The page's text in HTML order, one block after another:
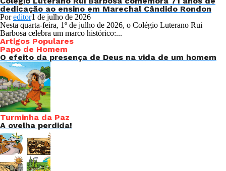
dedicação ao ensino em Marechal Cândido Rondon
Poreditor1 de julho de 2026
Nesta quarta-feira, 1º de julho de 2026, o Colégio Luterano Rui
Barbosa celebra um marco histórico:...
Artigos Populares
Papo de Homem
O efeito da presença de Deus na vida de um homem
Turminha da Paz
A ovelha perdida!